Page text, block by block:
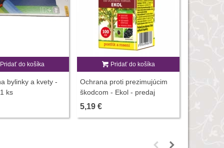
Pridať do košíka
bylinky a kvety -
ks
Pridať do košíka
Ochrana proti prezimujúcim
škodcom - Ekol - predaj
ochrany rastlín - 100 ml
5,19 €